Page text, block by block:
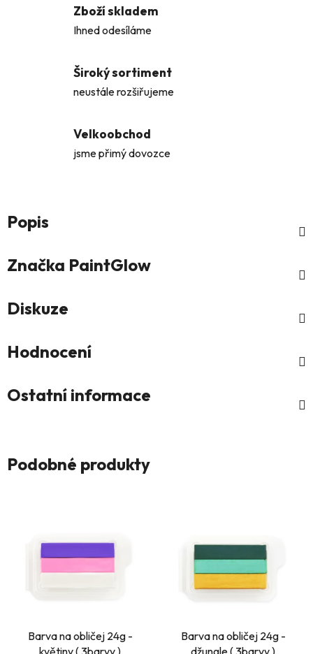
Zboží skladem
Ihned odesíláme
Široký sortiment
neustále rozšiřujeme
Velkoobchod
jsme přimý dovozce
Popis
Značka PaintGlow
Diskuze
Hodnocení
Ostatní informace
Podobné produkty
Barva na obličej 24g -
květiny ( 3barvy )
Barva na obličej 24g -
džungle ( 3barvy )